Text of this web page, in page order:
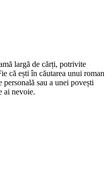
largă de cărți, potrivite
că ești în căutarea unui roman
sau a unei povești
ai nevoie.